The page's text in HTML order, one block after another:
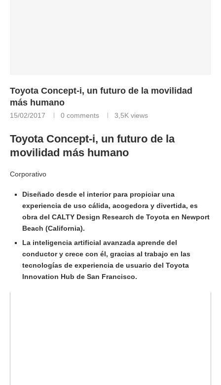
Toyota Concept-i, un futuro de la movilidad
más humano
15/02/2017 0 comments 3,5K views
Toyota Concept-i, un futuro de la
movilidad más humano
Corporativo
Diseñado desde el interior para propiciar una
experiencia de uso cálida, acogedora y divertida, es
obra del CALTY Design Research de Toyota en Newport
Beach (California).
La inteligencia artificial avanzada aprende del
conductor y crece con él, gracias al trabajo en las
tecnologías de experiencia de usuario del Toyota
Innovation Hub de San Francisco.